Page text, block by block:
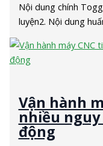
Nội dung chính
luyện2. Nội dung
Vận hành
nhiều nguy
động